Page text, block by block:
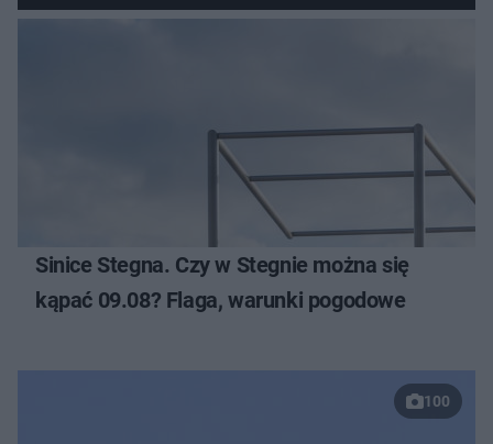
Sinice Stegna. Czy w Stegnie można się
kąpać 09.08? Flaga, warunki pogodowe
100